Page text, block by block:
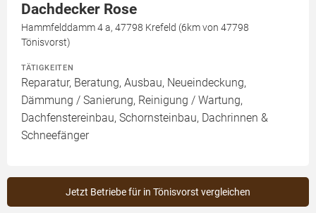
Dachdecker Rose
Hammfelddamm 4 a, 47798 Krefeld (6km von 47798
Tönisvorst)
TÄTIGKEITEN
Reparatur, Beratung, Ausbau, Neueindeckung,
Dämmung / Sanierung, Reinigung / Wartung,
Dachfenstereinbau, Schornsteinbau, Dachrinnen &
Schneefänger
Jetzt Betriebe für in Tönisvorst vergleichen